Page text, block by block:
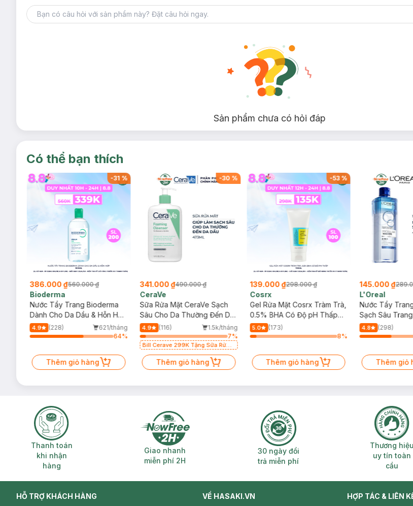
Sản phẩm chưa có hỏi đáp
Có thể bạn thích
-31 %
386.000 ₫560.000 ₫
Bioderma
Nước Tẩy Trang Bioderma
Dành Cho Da Dầu & Hỗn Hợp
500ml
4.9 (228)
621/tháng
64%
Thêm giỏ hàng
-30 %
341.000 ₫490.000 ₫
CeraVe
Sữa Rửa Mặt CeraVe Sạch
Sâu Cho Da Thường Đến Da
Dầu 473ml
4.9 (116)
1.5k/tháng
7%
Bill Cerave 299K Tặng Sữa Rửa
Mặt Cerave 30ml (SL có hạn)
Thêm giỏ hàng
-53%
139.000 ₫298.000 ₫
Cosrx
Gel Rửa Mặt Cosrx Tràm Trà,
0.5% BHA Có Độ pH Thấp
150ml
5.0
(173)
8%
Thêm giỏ hàng
145.000 ₫
L'Oreal
Nước Tẩy
Sạch Sâu
4.8 (298)
Thêm giỏ
Thanh toán khi nhận hàng
Thanh toán
khi nhận
hàng
Giao nhanh miễn phí 2H
Giao nhanh
miễn phí 2H
30 ngày đổi trả miễn phí
30 ngày đổi
trả miễn phí
Thương hiệu
uy tín toàn
cầu
HỖ TRỢ KHÁCH HÀNG VỀ HASAKI.VN HỢP TÁC & LIÊN